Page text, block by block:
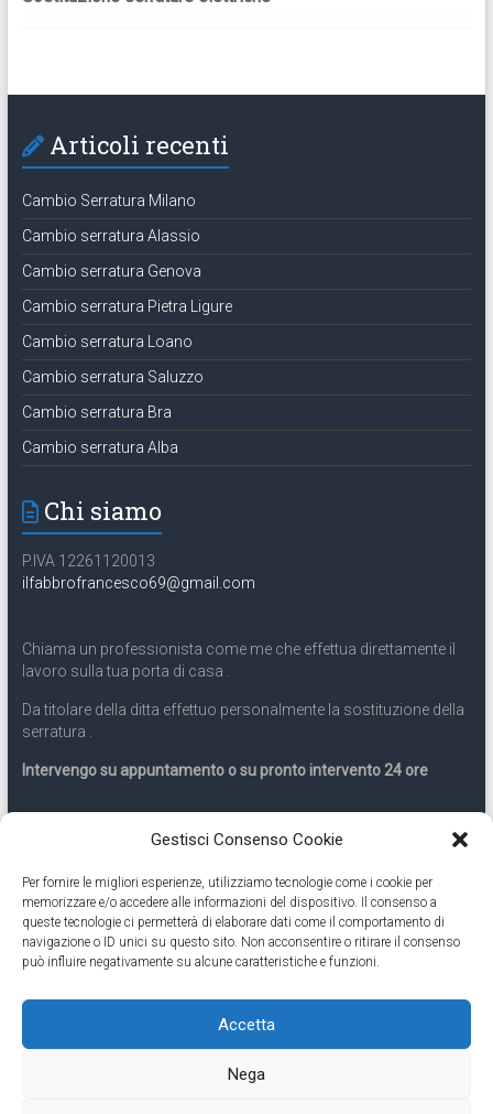
Gestisci Consenso Cookie
Per fornire le migliori esperienze, utilizziamo tecnologie come i cookie per
memorizzare e/o accedere alle informazioni del dispositivo. Il consenso a
queste tecnologie ci permetterà di elaborare dati come il comportamento di
navigazione o ID unici su questo sito. Non acconsentire o ritirare il consenso
può influire negativamente su alcune caratteristiche e funzioni.
Accetta
Nega
Articoli recenti
Cambio Serratura Milano
Cambio serratura Alassio
Cambio serratura Genova
Cambio serratura Pietra Ligure
Cambio serratura Loano
Cambio serratura Saluzzo
Cambio serratura Bra
Cambio serratura Alba
Chi siamo
P.IVA 12261120013
ilfabbrofrancesco69@gmail.com
Chiama un professionista come me che effettua direttamente il
lavoro sulla tua porta di casa .
Da titolare della ditta effettuo personalmente la sostituzione della
serratura .
Intervengo su appuntamento o su pronto intervento 24 ore
Servizio 24 ore
Cell331.9899963
Eseguiamo anche lavori di apertura porte pronto intervento 24
ore
by ThemeGrill. Powered by